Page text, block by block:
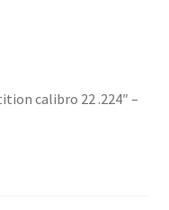
calibro 22 .224″ –